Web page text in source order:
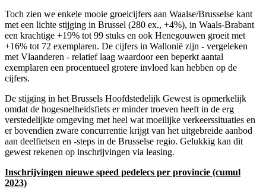
Toch zien we enkele mooie groeicijfers aan Waalse/Brusselse kant
met een lichte stijging in Brussel (280 ex., +4%), in Waals-Brabant
een krachtige +19% tot 99 stuks en ook Henegouwen groeit met
+16% tot 72 exemplaren. De cijfers in Wallonië zijn - vergeleken
met Vlaanderen - relatief laag waardoor een beperkt aantal
exemplaren een procentueel grotere invloed kan hebben op de
cijfers.
De stijging in het Brussels Hoofdstedelijk Gewest is opmerkelijk
omdat de hogesnelheidsfiets er minder troeven heeft in de erg
verstedelijkte omgeving met heel wat moeilijke verkeerssituaties en
er bovendien zware concurrentie krijgt van het uitgebreide aanbod
aan deelfietsen en -steps in de Brusselse regio. Gelukkig kan dit
gewest rekenen op inschrijvingen via leasing.
Inschrijvingen nieuwe speed pedelecs per provincie (cumul
2023)